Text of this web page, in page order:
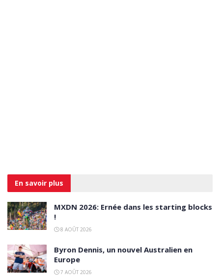
En savoir plus
MXDN 2026: Ernée dans les starting blocks
!
8 AOÛT 2026
Byron Dennis, un nouvel Australien en
Europe
7 AOÛT 2026